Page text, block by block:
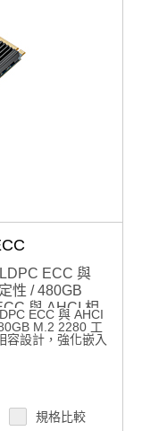
ECC 與
性 / 480GB
與 AHCI 相
ECC 與 AHCI
M.2 2280 工
容設計，強化嵌入
規格比較